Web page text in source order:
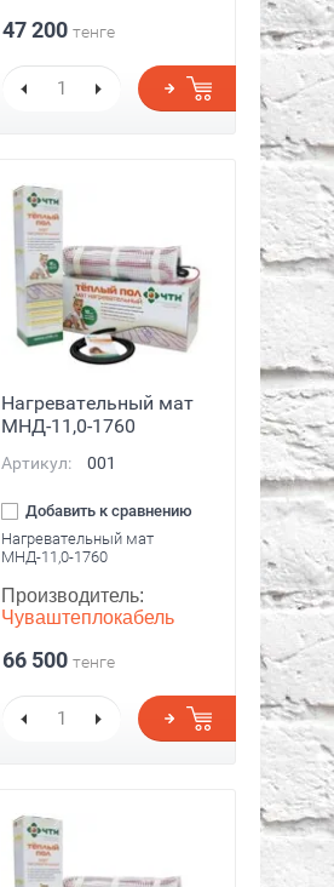
47 200 тенге
Нагревательный мат
МНД-11,0-1760
Артикул: 001
Добавить к сравнению
Нагревательный мат
МНД-11,0-1760
Производитель:
Чуваштеплокабель
66 500 тенге